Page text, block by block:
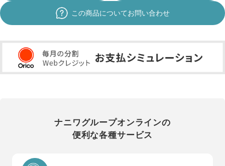
この商品についてお問い合わせ
ナニワグループオンラインの
便利な各種サービス